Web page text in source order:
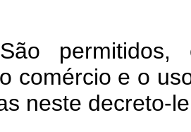
comércio e o
neste decreto-